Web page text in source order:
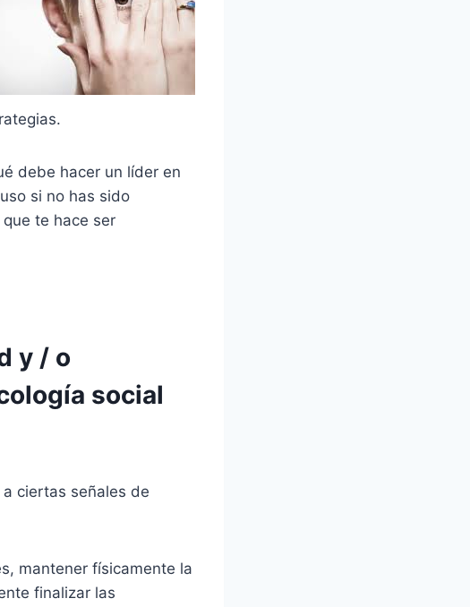
debe hacer un líder en
si no has sido
te hace ser
y / o
social
ciertas señales de
mantener físicamente la
finalizar las